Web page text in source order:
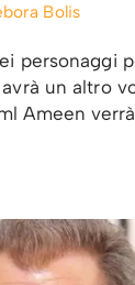
Bolis
personaggi
un altro
Ameen